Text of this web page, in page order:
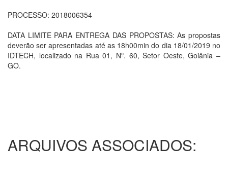
PROCESSO: 2018006354
DATA LIMITE PARA ENTREGA DAS PROPOSTAS: As propostas
deverão ser apresentadas até as 18h00min do dia 18/01/2019 no
IDTECH, localizado na Rua 01, Nº. 60, Setor Oeste, Goiânia –
GO.
ARQUIVOS ASSOCIADOS: